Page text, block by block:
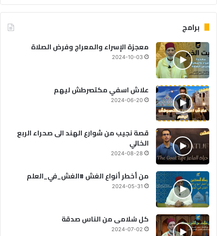
برامج
معجزة الإسراء والمعراج وفرض الصلاة
2024-10-03
علاش اسفي مكتصرطش ليهم
2024-06-20
قصة نجيب من شوارع الهند الى صحراء الربع
الخالي
2024-08-28
من أخطر أنواع الغش #الغش_في_العلم
2024-05-31
كل سُلامى من الناس صدقة
2024-07-02